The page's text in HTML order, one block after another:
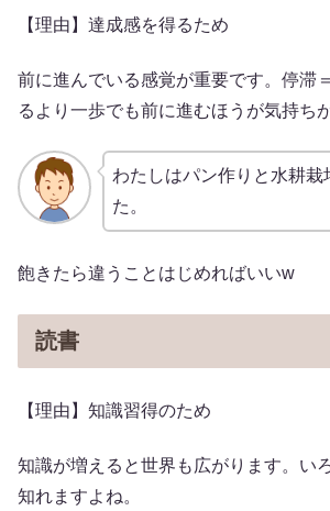
【理由】達成感を得るため
前に進んでいる感覚が重要です。停滞
るより一歩でも前に進むほうが気持ち
わたしはパン作りと水耕栽
た。
飽きたら違うことはじめればいいw
読書
【理由】知識習得のため
知識が増えると世界も広がります。い
知れますよね。